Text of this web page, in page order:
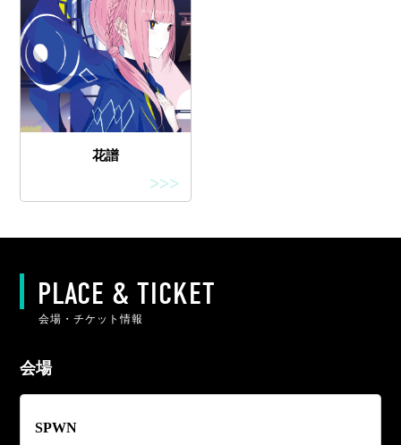
花譜
>>>
PLACE & TICKET
会場・チケット情報
会場
SPWN